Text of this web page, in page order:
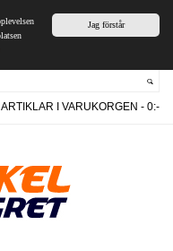
Jag förstår
I VARUKORGEN - 0:-